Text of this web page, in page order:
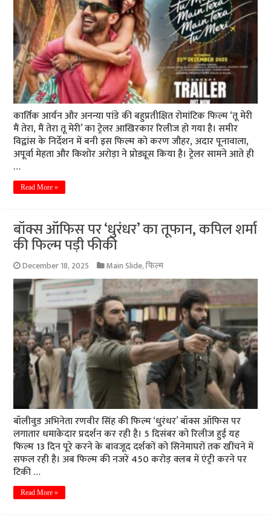
कार्तिक आर्यन और अनन्या पांडे की बहुप्रतीक्षित रोमांटिक फिल्म ‘तू मेरी
मैं तेरा, मैं तेरा तू मेरी’ का ट्रेलर आखिरकार रिलीज हो गया है। समीर
विद्वांस के निर्देशन में बनी इस फिल्म को करण जौहर, अदार पूनावाला,
अपूर्वा मेहता और किशोर अरोड़ा ने प्रोड्यूस किया है। ट्रेलर सामने आते ही
…
Read More »
बॉक्स ऑफिस पर ‘धुरंधर’ का तूफान, कपिल शर्मा
की फिल्म पड़ी फीकी
December 18, 2025 Main Slide,फिल्म
बॉलीवुड अभिनेता रणवीर सिंह की फिल्म ‘धुरंधर’ बॉक्स ऑफिस पर
लगातार धमाकेदार प्रदर्शन कर रही है। 5 दिसंबर को रिलीज हुई यह
फिल्म 13 दिन पूरे करने के बावजूद दर्शकों को सिनेमाघरों तक खींचने में
सफल रही है। अब फिल्म की नजरें 450 करोड़ क्लब में एंट्री करने पर
टिकी …
Read More »